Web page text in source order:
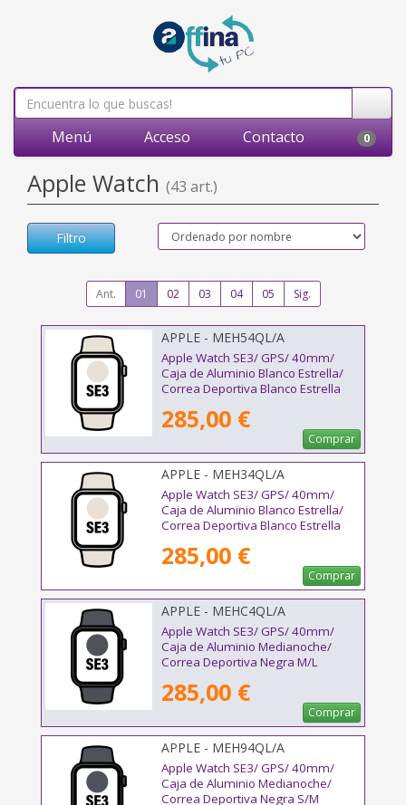
Menú Acceso Contacto 0
Apple Watch (43 art.)
Filtro
Ant. 01 02 03 04 05 Sig.
APPLE - MEH54QL/A
Apple Watch SE3/ GPS/ 40mm/
Caja de Aluminio Blanco Estrella/
Correa Deportiva Blanco Estrella
285,00 €
Comprar
APPLE - MEH34QL/A
Apple Watch SE3/ GPS/ 40mm/
Caja de Aluminio Blanco Estrella/
Correa Deportiva Blanco Estrella
285,00 €
Comprar
APPLE - MEHC4QL/A
Apple Watch SE3/ GPS/ 40mm/
Caja de Aluminio Medianoche/
Correa Deportiva Negra M/L
285,00 €
Comprar
APPLE - MEH94QL/A
Apple Watch SE3/ GPS/ 40mm/
Caja de Aluminio Medianoche/
Correa Deportiva Negra S/M